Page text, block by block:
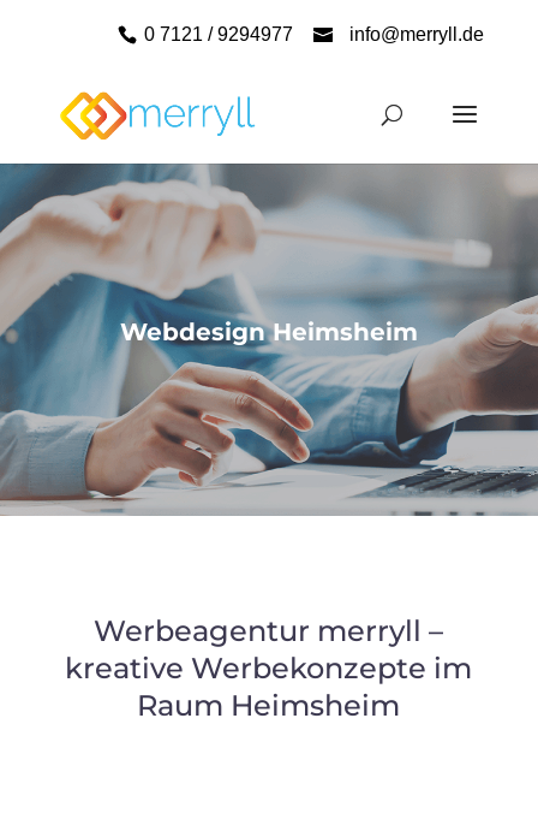
0 7121 / 9294977 info@merryll.de
Webdesign Heimsheim
Werbeagentur merryll –
kreative Werbekonzepte im
Raum Heimsheim